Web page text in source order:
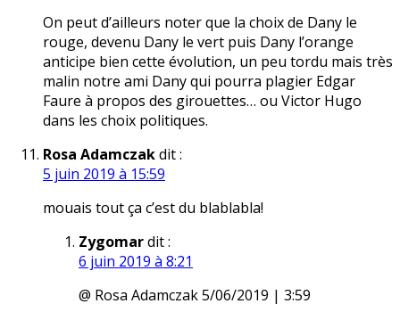
On peut d’ailleurs noter que la choix de Dany le
rouge, devenu Dany le vert puis Dany l’orange
anticipe bien cette évolution, un peu tordu mais très
malin notre ami Dany qui pourra plagier Edgar
Faure à propos des girouettes… ou Victor Hugo
dans les choix politiques.
Rosa Adamczakdit :
5 juin 2019 à 15:59
mouais tout ça c’est du blablabla!
Zygomardit :
6 juin 2019 à 8:21
@ Rosa Adamczak 5/06/2019 | 3:59